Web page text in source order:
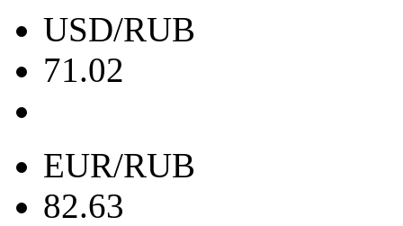
USD/RUB
71.02
EUR/RUB
82.63